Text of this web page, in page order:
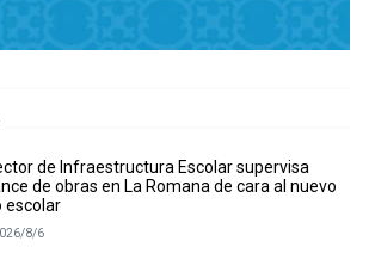
de Infraestructura Escolar supervisa
de obras en La Romana de cara al nuevo
escolar
8/6